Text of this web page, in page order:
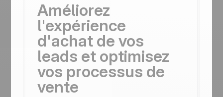
Améliorez
l'expérience
d'achat de vos
leads et optimisez
vos processus de
vente